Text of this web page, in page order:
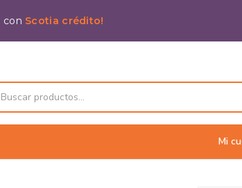
con Scotia crédito!